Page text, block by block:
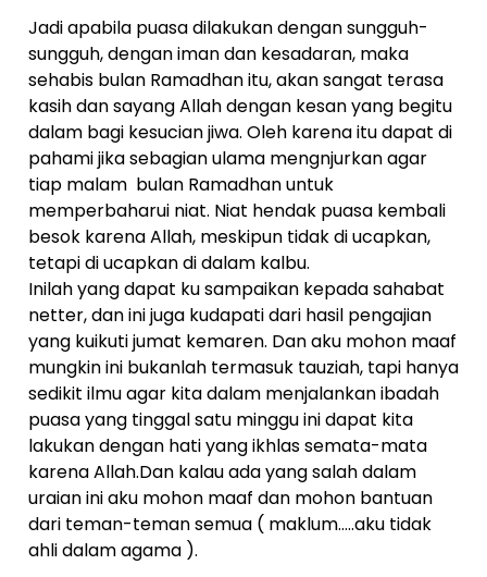
Jadi apabila puasa dilakukan dengan sungguh-
sungguh, dengan iman dan kesadaran, maka
sehabis bulan Ramadhan itu, akan sangat terasa
kasih dan sayang Allah dengan kesan yang begitu
dalam bagi kesucian jiwa. Oleh karena itu dapat di
pahami jika sebagian ulama mengnjurkan agar
tiap malam bulan Ramadhan untuk
memperbaharui niat. Niat hendak puasa kembali
besok karena Allah, meskipun tidak di ucapkan,
tetapi di ucapkan di dalam kalbu.
Inilah yang dapat ku sampaikan kepada sahabat
netter, dan ini juga kudapati dari hasil pengajian
yang kuikuti jumat kemaren. Dan aku mohon maaf
mungkin ini bukanlah termasuk tauziah, tapi hanya
sedikit ilmu agar kita dalam menjalankan ibadah
puasa yang tinggal satu minggu ini dapat kita
lakukan dengan hati yang ikhlas semata-mata
karena Allah.Dan kalau ada yang salah dalam
uraian ini aku mohon maaf dan mohon bantuan
dari teman-teman semua ( maklum…..aku tidak
ahli dalam agama ).